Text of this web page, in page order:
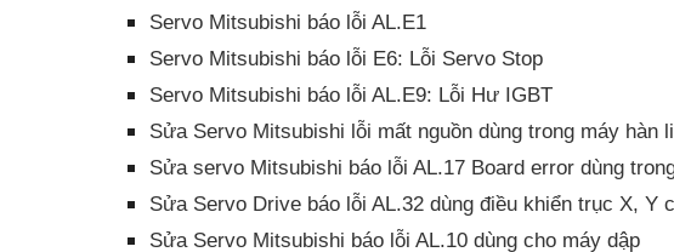
Servo Mitsubishi báo lỗi AL.E1
Servo Mitsubishi báo lỗi E6: Lỗi Servo Stop
Servo Mitsubishi báo lỗi AL.E9: Lỗi Hư IGBT
Sửa Servo Mitsubishi lỗi mất nguồn dùng trong máy hàn
Sửa servo Mitsubishi báo lỗi AL.17 Board error dùng
Sửa Servo Drive báo lỗi AL.32 dùng điều khiển trục X, Y
Sửa Servo Mitsubishi báo lỗi AL.10 dùng cho máy dập